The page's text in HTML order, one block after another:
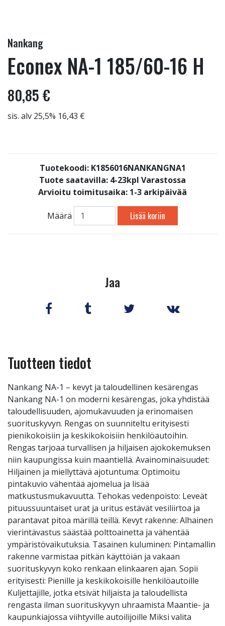
Nankang
Econex NA-1 185/60-16 H
80,85 €
sis. alv 25,5% 16,43 €
Tuotekoodi: K1856016NANKANGNA1
Tuote saatavilla: 4-23kpl Varastossa
Arvioitu toimitusaika: 1-3 arkipäivää
Määrä Lisää koriin
Jaa
Tuotteen tiedot
Nankang NA-1 – kevyt ja taloudellinen kesärengas
Nankang NA-1 on moderni kesärengas, joka yhdistää
taloudellisuuden, ajomukavuuden ja erinomaisen
suorituskyvyn. Rengas on suunniteltu erityisesti
pienikokoisiin ja keskikokoisiin henkilöautoihin.
Rengas tarjoaa turvallisen ja hiljaisen ajokokemuksen
niin kaupungissa kuin maantiellä. Avainominaisuudet:
Hiljainen ja miellyttävä ajotuntuma: Optimoitu
pintakuvio vähentää ajomelua ja lisää
matkustusmukavuutta. Tehokas vedenpoisto: Leveät
pituussuuntaiset urat ja uritus estävät vesiliirtoa ja
parantavat pitoa märillä teillä. Kevyt rakenne: Alhainen
vierintävastus säästää polttoainetta ja vähentää
ympäristövaikutuksia. Tasainen kuluminen: Pintamallin
rakenne varmistaa pitkän käyttöiän ja vakaan
suorituskyvyn koko renkaan elinkaaren ajan. Sopii
erityisesti: Pienille ja keskikokoisille henkilöautoille
Kuljettajille, jotka etsivät hiljaista ja taloudellista
rengasta ilman suorituskyvyn uhraamista Maantie- ja
kaupunkiajossa viihtyville autoilijoille Miksi valita